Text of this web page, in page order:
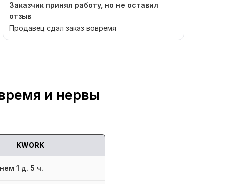
Заказчик принял работу, но не оставил
отзыв
Продавец сдал заказ вовремя
и нервы
KWORK
1 д. 5 ч.